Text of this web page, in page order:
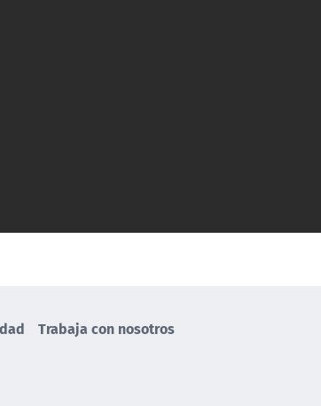
Trabaja con nosotros